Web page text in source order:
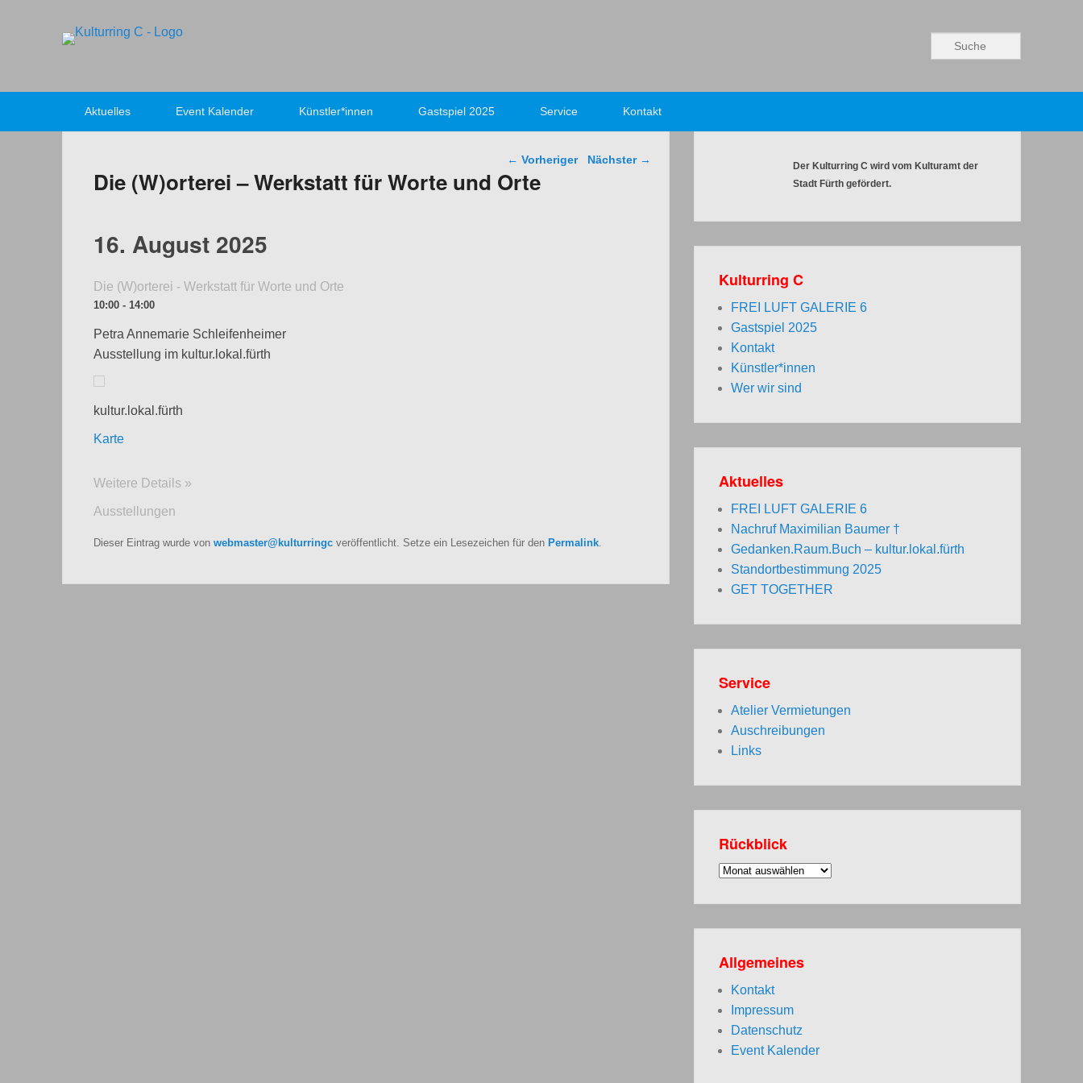
Kulturring C Suchen
Aktuelles Event Kalender Künstler*innen Gastspiel 2025 Service Kontakt
Beitragsnavigation
← Vorheriger Nächster →
Die (W)orterei – Werkstatt für Worte und Orte
16. August 2025
Die (W)orterei - Werkstatt für Worte und Orte
10:00 - 14:00
Petra Annemarie Schleifenheimer
Ausstellung im kultur.lokal.fürth
kultur.lokal.fürth
Karte
Weitere Details »
Ausstellungen
Dieser Eintrag wurde von webmaster@kulturringc veröffentlicht. Setze ein Lesezeichen für den Permalink.
Der Kulturring C wird vom Kulturamt der
Stadt Fürth gefördert.
Kulturring C
FREI LUFT GALERIE 6
Gastspiel 2025
Kontakt
Künstler*innen
Wer wir sind
Aktuelles
FREI LUFT GALERIE 6
Nachruf Maximilian Baumer †
Gedanken.Raum.Buch – kultur.lokal.fürth
Standortbestimmung 2025
GET TOGETHER
Service
Atelier Vermietungen
Auschreibungen
Links
Rückblick
Rückblick
Allgemeines
Kontakt
Impressum
Datenschutz
Event Kalender